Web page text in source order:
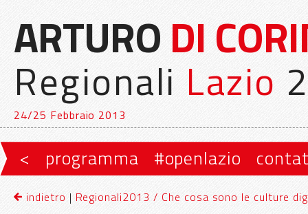
ARTURODI
Regionali Lazio
24/25 Febbraio 2013
Menu principale
Vai al contenuto principale
Vai al contenuto secondario
< programma #openlazio
indietro | Regionali2013 / Che cosa sono le culture